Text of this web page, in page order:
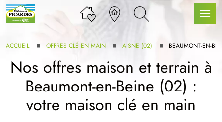
GAMME
ACCUEIL OFFRES CLÉ EN MAIN AISNE (02) BEAUMONT-EN-
Nos offres maison et terrain à
Beaumont-en-Beine (02) :
votre maison clé en main